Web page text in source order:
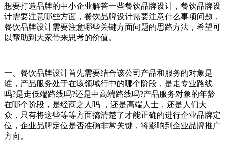
想要打造品牌的中小企业解答一些餐饮品牌设计，餐饮品牌设
计需要注意哪些方面，餐饮品牌设计需要注意什么事项问题，
餐饮品牌设计需要注意哪些关键方面问题的思路方法，希望可
以帮助到大家带来思考的价值。
一、餐饮品牌设计首先需要结合该公司产品和服务的对象是
谁，产品服务处于在该领域行中的哪个阶段，是走专业路线
吗?是走低端路线吗?还是中高端路线吗?产品服务对象的年龄
在哪个阶段，是经商之人吗 ，还是高端人士，还是人们大
众，只有将这些等等方面搞清楚了才能正确的进行企业品牌定
位，企业品牌定位是否准确非常关键，将影响到企业品牌推广
方向。